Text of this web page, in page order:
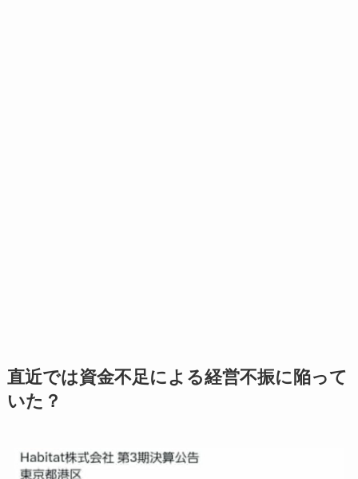
直近では資金不足による経営不振に陥って
いた？